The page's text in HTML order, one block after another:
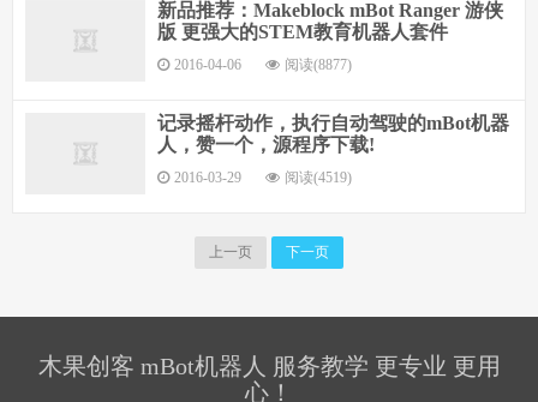
新品推荐：Makeblock mBot Ranger 游侠
版 更强大的STEM教育机器人套件
2016-04-06 阅读(8877)
记录摇杆动作，执行自动驾驶的mBot机器
人，赞一个，源程序下载!
2016-03-29 阅读(4519)
上一页 下一页
木果创客 mBot机器人 服务教学 更专业 更用
心！